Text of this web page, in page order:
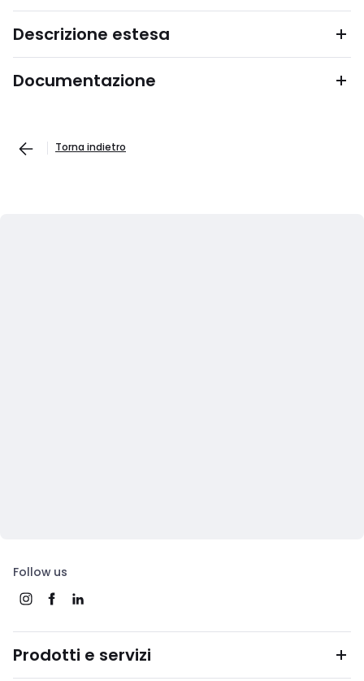
Descrizione estesa
Documentazione
Torna indietro
Follow us
Prodotti e servizi